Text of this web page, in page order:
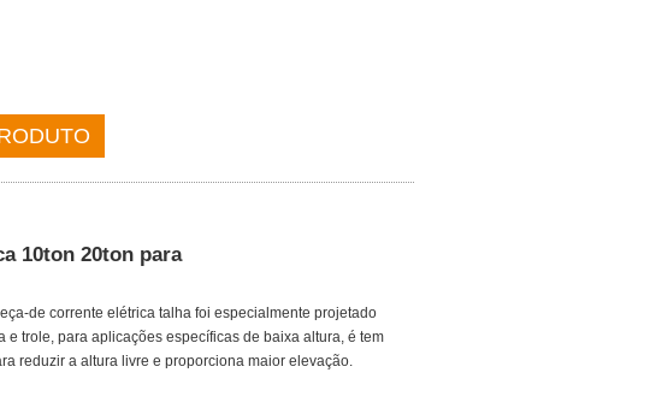
10ton 20ton para
de corrente elétrica talha foi especialmente projetado
e trole, para aplicações específicas de baixa altura, é tem
reduzir a altura livre e proporciona maior elevação.